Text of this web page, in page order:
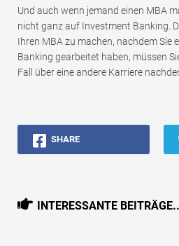
Und auch wenn jemand einen MBA
nicht ganz auf Investment Banking.
Ihren MBA zu machen, nachdem Sie
Banking gearbeitet haben, müssen
Fall über eine andere Karriere
SHARE
INTERESSANTE